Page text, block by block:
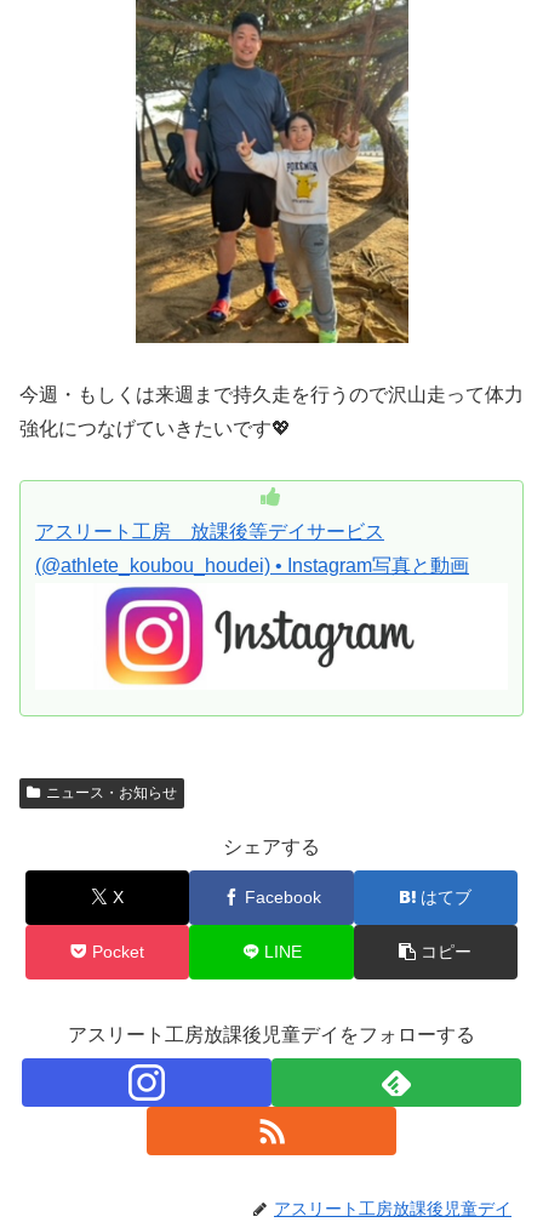
今週・もしくは来週まで持久走を行うので沢山走って体力
強化につなげていきたいです💖
アスリート工房 放課後等デイサービス
(@athlete_koubou_houdei) • Instagram写真と動画
ニュース・お知らせ
シェアする
X Facebook はてブ
Pocket LINE コピー
アスリート工房放課後児童デイをフォローする
アスリート工房放課後児童デイ